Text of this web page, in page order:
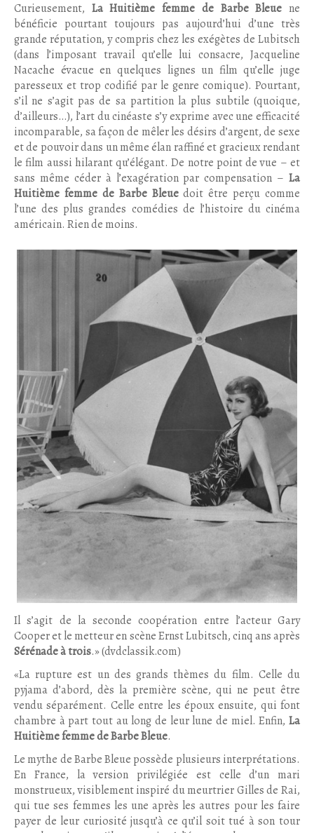
Curieusement, La Huitième femme de Barbe Bleue ne
bénéficie pourtant toujours pas aujourd’hui d’une très
grande réputation, y compris chez les exégètes de Lubitsch
(dans l’imposant travail qu’elle lui consacre, Jacqueline
Nacache évacue en quelques lignes un film qu’elle juge
paresseux et trop codifié par le genre comique). Pourtant,
s’il ne s’agit pas de sa partition la plus subtile (quoique,
d’ailleurs…), l’art du cinéaste s’y exprime avec une efficacité
incomparable, sa façon de mêler les désirs d’argent, de sexe
et de pouvoir dans un même élan raffiné et gracieux rendant
le film aussi hilarant qu’élégant. De notre point de vue – et
sans même céder à l’exagération par compensation – La
Huitième femme de Barbe Bleuedoit être perçu comme
l’une des plus grandes comédies de l’histoire du cinéma
américain. Rien de moins.
Il s’agit de la seconde coopération entre l’acteur Gary
Cooper et le metteur en scène Ernst Lubitsch, cinq ans après
Sérénade à trois.» (dvdclassik.com)
«La rupture est un des grands thèmes du film. Celle du
pyjama d’abord, dès la première scène, qui ne peut être
vendu séparément. Celle entre les époux ensuite, qui font
chambre à part tout au long de leur lune de miel. Enfin, La
Huitième femme de Barbe Bleue.
Le mythe de Barbe Bleue possède plusieurs interprétations.
En France, la version privilégiée est celle d’un mari
monstrueux, visiblement inspiré du meurtrier Gilles de Rai,
qui tue ses femmes les une après les autres pour les faire
payer de leur curiosité jusqu’à ce qu’il soit tué à son tour